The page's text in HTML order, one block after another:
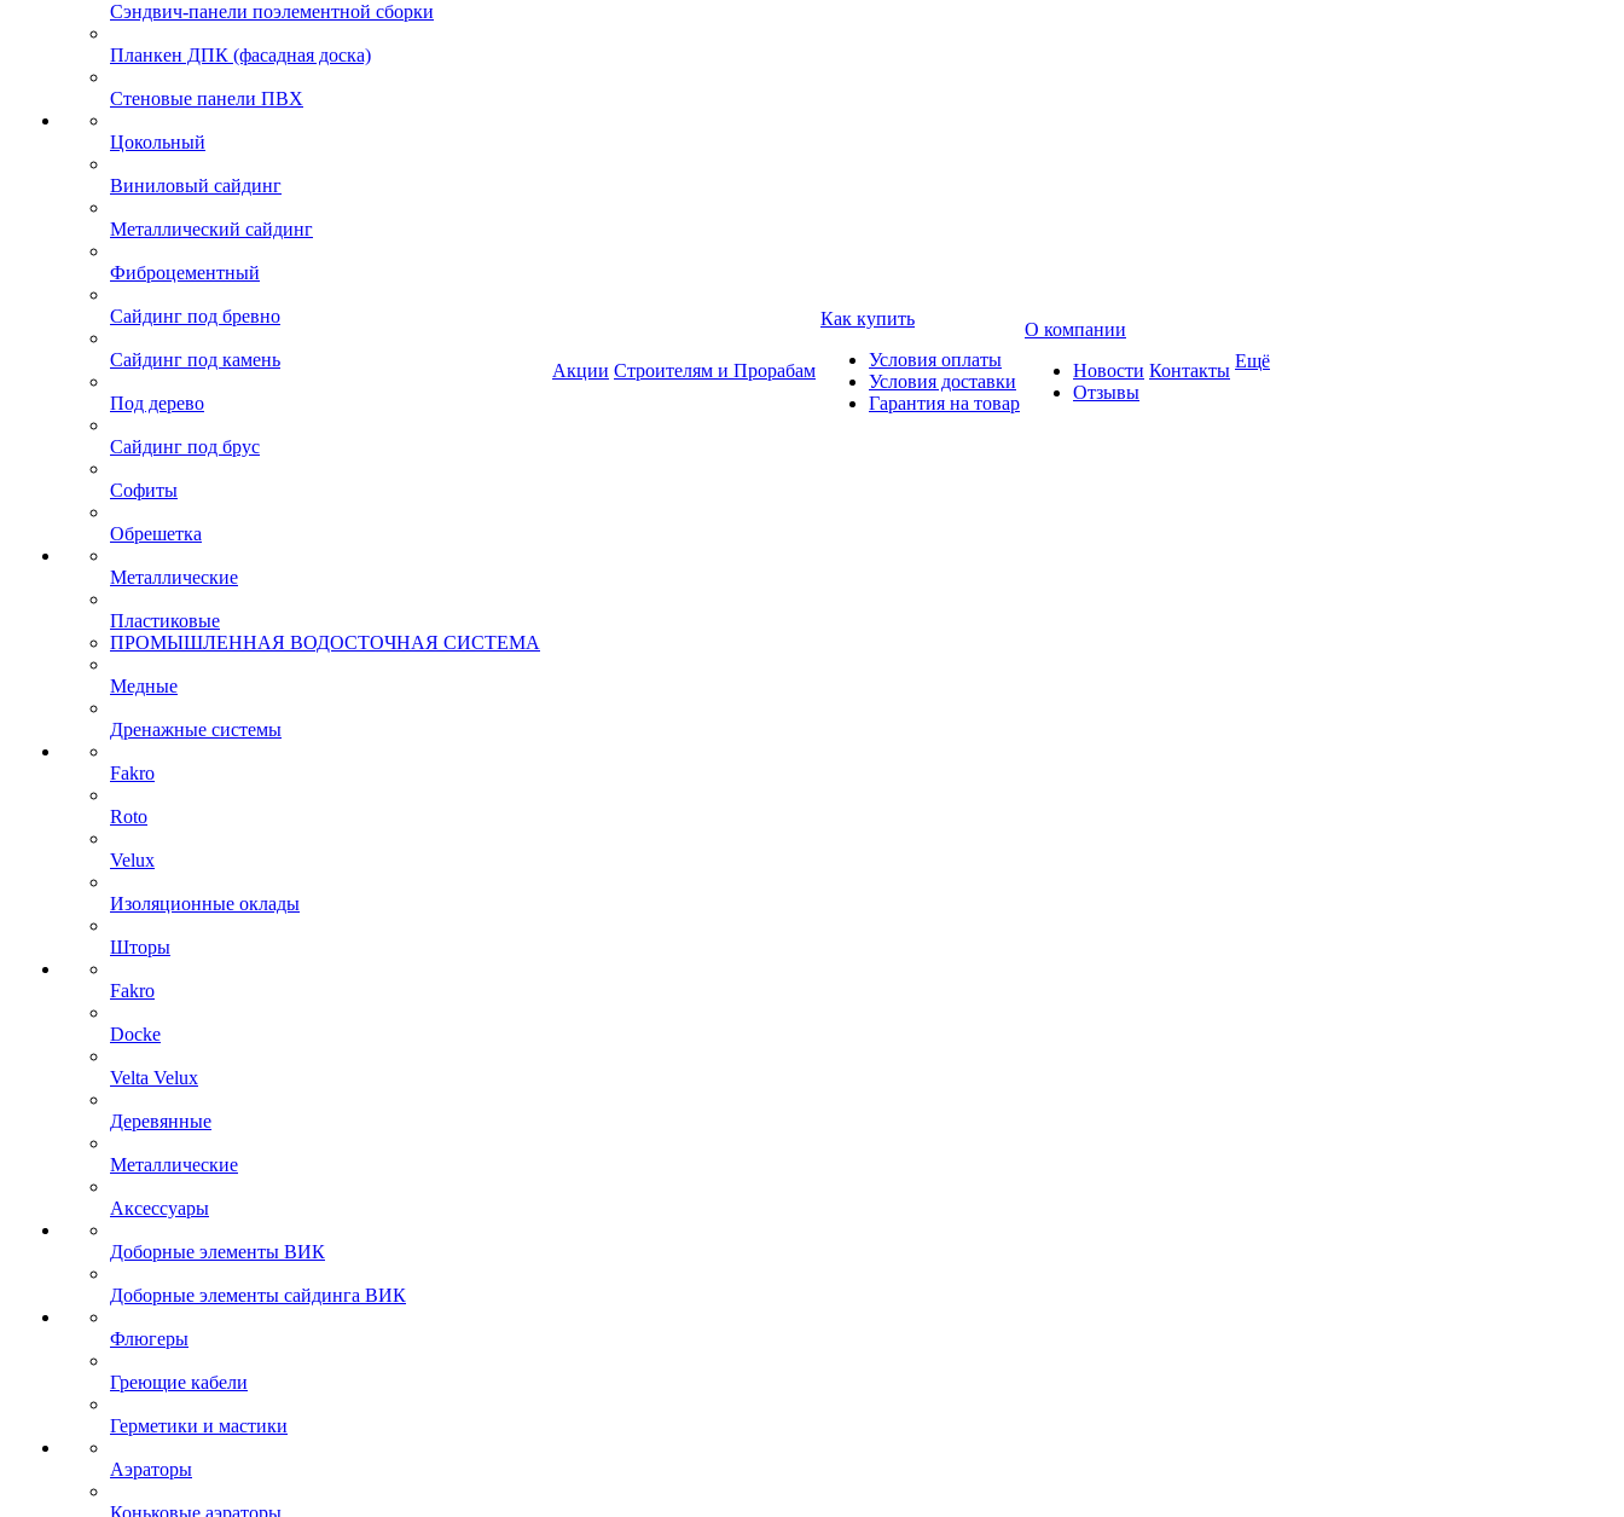
Сэндвич-панели поэлементной сборки
Планкен ДПК (фасадная доска)
Стеновые панели ПВХ
Цокольный
Виниловый сайдинг
Металлический сайдинг
Фиброцементный
Сайдинг под бревно
Сайдинг под камень
Под дерево
Сайдинг под брус
Софиты
Обрешетка
Металлические
Пластиковые
ПРОМЫШЛЕННАЯ ВОДОСТОЧНАЯ СИСТЕМА
Медные
Дренажные системы
Fakro
Roto
Velux
Изоляционные оклады
Шторы
Fakro
Docke
Velta Velux
Деревянные
Металлические
Аксессуары
Доборные элементы ВИК
Доборные элементы сайдинга ВИК
Флюгеры
Греющие кабели
Герметики и мастики
Аэраторы
Коньковые аэраторы
Акции Строителям и Прорабам
Как купить
Условия оплаты
Условия доставки
Гарантия на товар
О компании
Новости
Отзывы
Контакты Ещё